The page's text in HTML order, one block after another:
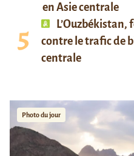
en Asie centrale
L’Ouzbékistan,
contre le trafic de
centrale
Photo du jour